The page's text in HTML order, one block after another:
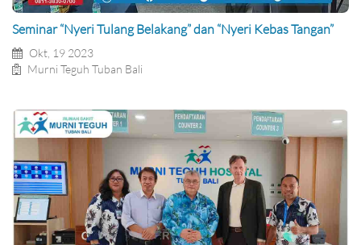
Seminar “Nyeri Tulang Belakang” dan “Nyeri Kebas Tangan”
Okt, 19 2023
Murni Teguh Tuban Bali